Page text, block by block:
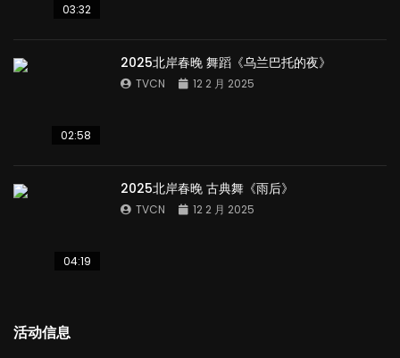
03:32
02:58
2025北岸春晚 舞蹈《乌兰巴托的夜》
TVCN 12 2 月 2025
04:19
2025北岸春晚 古典舞《雨后》
TVCN 12 2 月 2025
活动信息